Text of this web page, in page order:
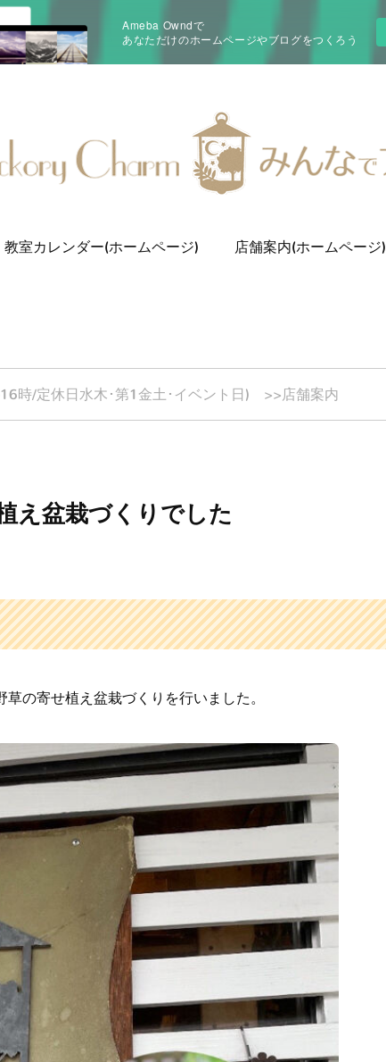
Ameba Owndで
あなただけのホームページやブログをつくろう
教室カレンダー(ホームページ) 店舗案内(ホームページ)
時/定休日水木･第1金土･イベント日) >>店舗案内
え盆栽づくりでした
の寄せ植え盆栽づくりを行いました。